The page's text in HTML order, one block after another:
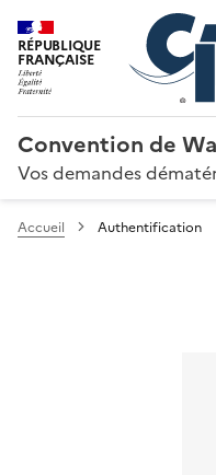
RÉPUBLIQUE
FRANÇAISE
Convention de
Vos demandes
Accueil Authentification